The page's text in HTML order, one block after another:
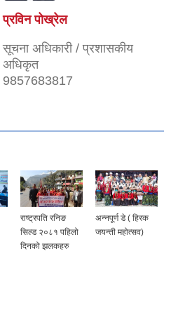
प्रविन पोख्रेल
सूचना अधिकारी / प्रशासकीय
अधिकृत
9857683817
राष्ट्रपति रनिङ
सिल्ड २०८१ पहिलो
दिनको झलकहरु
अन्नपूर्ण डे ( हिरक
जयन्ती महोत्सव)